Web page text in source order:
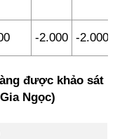
-2.000 -2.000
được khảo sát
Ngọc)